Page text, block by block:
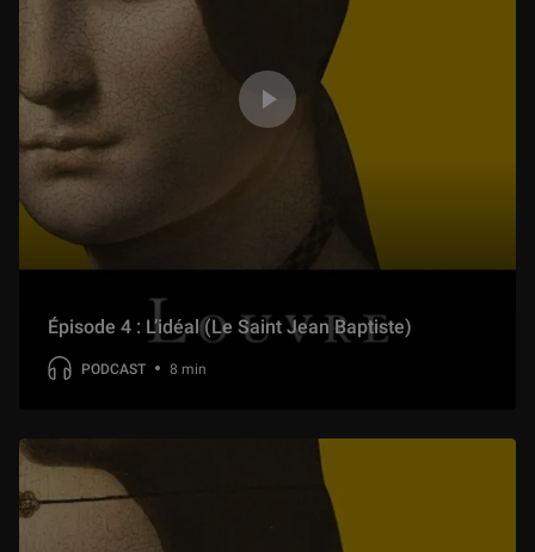
Épisode 4 : L’idéal (Le Saint Jean Baptiste)
PODCAST 8 min